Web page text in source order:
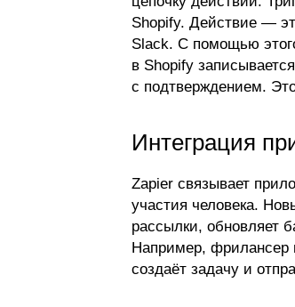
Shopify. Действие —
Slack. С помощью
в Shopify
с подтверждением.
Интеграция
Zapier связывает
участия человека.
рассылки, обновляет
Например, фрилансер
создаёт задачу и